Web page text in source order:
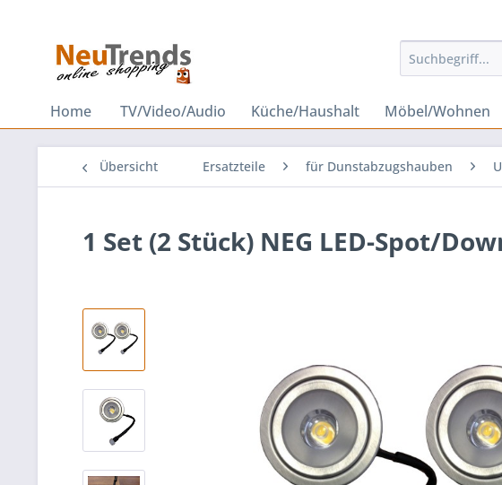
Home TV/Video/Audio Küche/Haushalt Möbel/Wohnen
Übersicht Ersatzteile für Dunstabzugshauben
1 Set (2 Stück) NEG LED-Spot/